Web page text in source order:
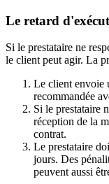
Le retard
Si le prestataire ne
le client peut agir. La
Le client envoie
recommandée
Si le prestataire
réception de la
contrat.
Le prestataire
jours. Des
peuvent aussi